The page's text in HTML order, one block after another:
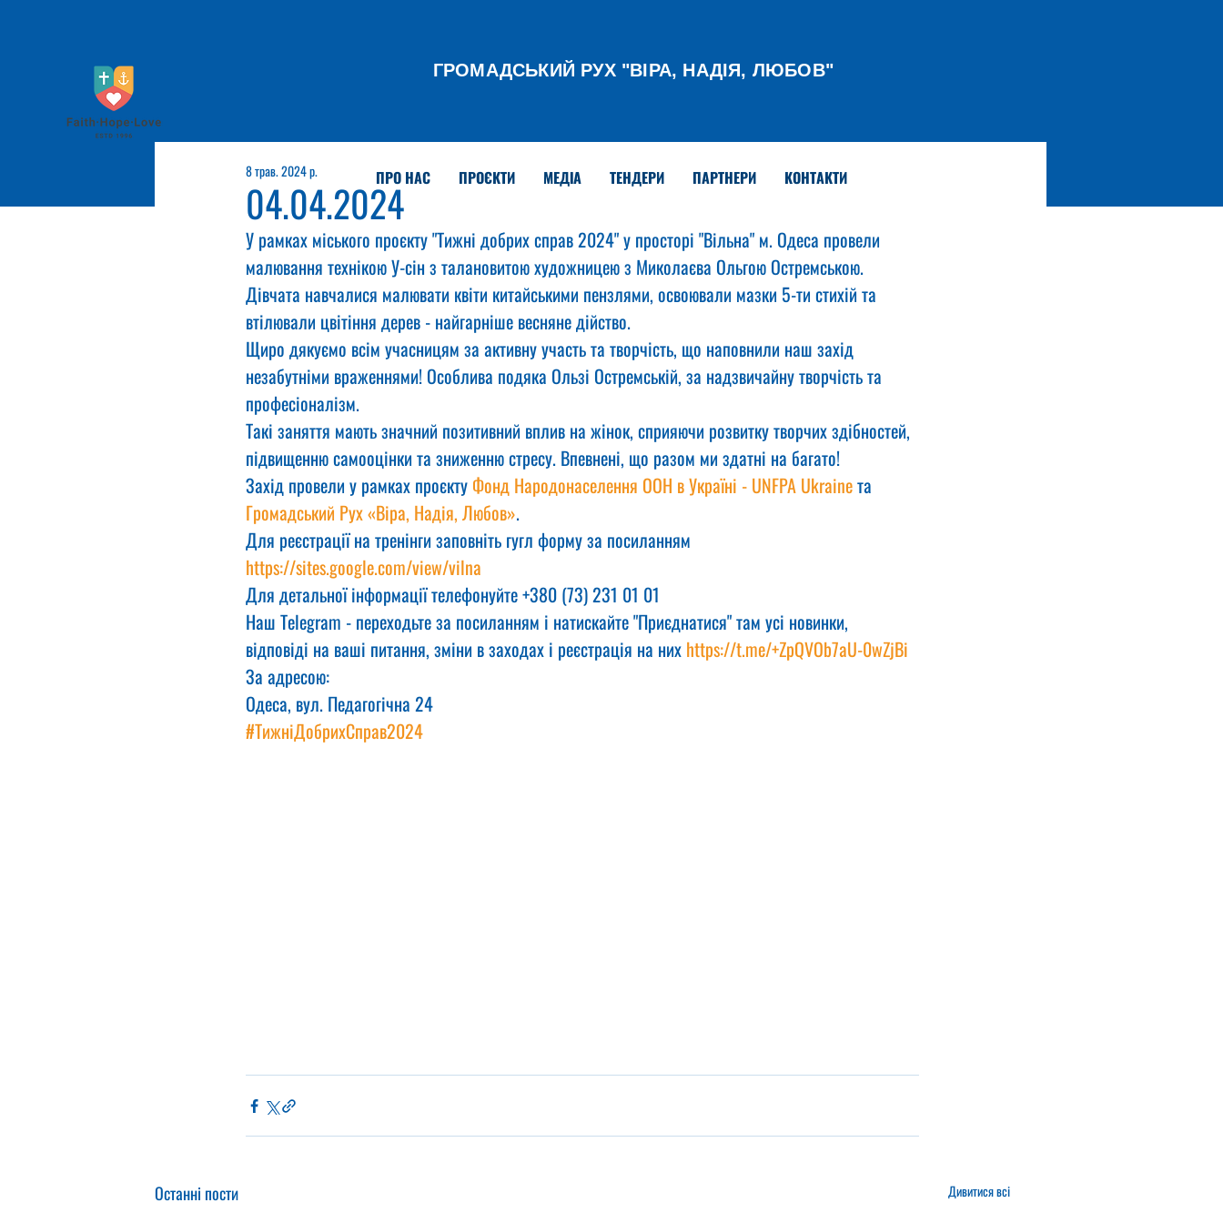
ГРОМАДСЬКИЙ РУХ "ВІРА, НАДІЯ, ЛЮБОВ"
ПРО НАС ПРОЄКТИ МЕДІА ТЕНДЕРИ ПАРТНЕРИ КОНТАКТИ
04.04.2024
8 трав. 2024 р.
У рамках міського проєкту "Тижні добрих справ 2024" у просторі "Вільна" м. Одеса провели
малювання технікою У-сін з талановитою художницею з Миколаєва Ольгою Остремською.
Дівчата навчалися малювати квіти китайськими пензлями, освоювали мазки 5-ти стихій та
втілювали цвітіння дерев - найгарніше весняне дійство.
Щиро дякуємо всім учасницям за активну участь та творчість, що наповнили наш захід
незабутніми враженнями! Особлива подяка Ользі Остремській, за надзвичайну творчість та
професіоналізм.
Такі заняття мають значний позитивний вплив на жінок, сприяючи розвитку творчих здібностей,
підвищенню самооцінки та зниженню стресу. Впевнені, що разом ми здатні на багато!
Захід провели у рамках проєкту Фонд Народонаселення ООН в Україні - UNFPA Ukraine та
Громадський Рух «Віра, Надія, Любов».
Для реєстрації на тренінги заповніть гугл форму за посиланням
https://sites.google.com/view/vilna
Для детальної інформації телефонуйте +380 (73) 231 01 01
Наш Telegram - переходьте за посиланням і натискайте "Приєднатися" там усі новинки,
відповіді на ваші питання, зміни в заходах і реєстрація на них https://t.me/+ZpQVOb7aU-0wZjBi
За адресою:
Одеса, вул. Педагогічна 24
#ТижніДобрихСправ2024
Останні пости Дивитися всі